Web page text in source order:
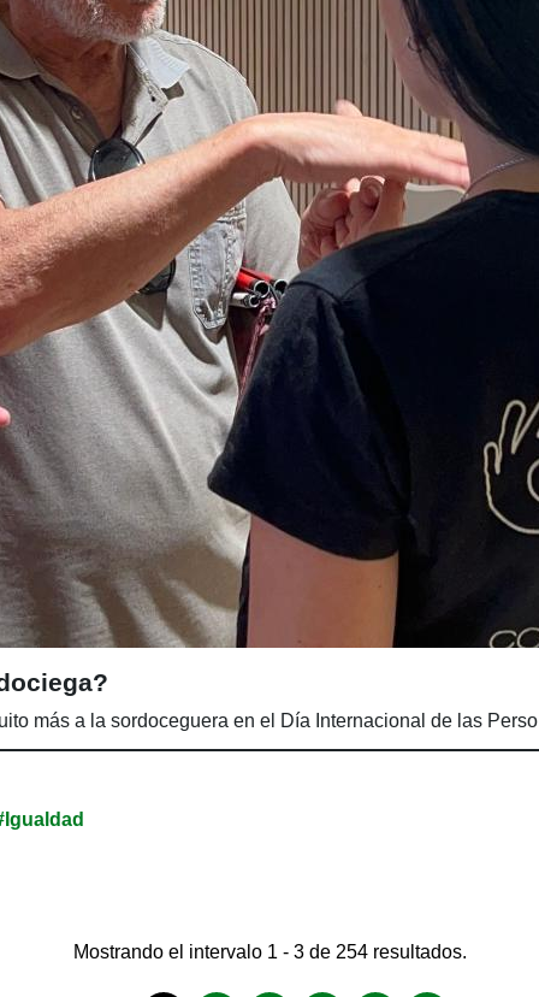
más a la sordoceguera en el Día Internacional de las
Mostrando el intervalo 1 - 3 de 254 resultados.